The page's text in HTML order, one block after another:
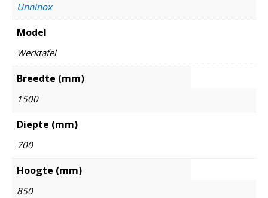
Unninox
Model
Werktafel
Breedte (mm)
1500
Diepte (mm)
700
Hoogte (mm)
850